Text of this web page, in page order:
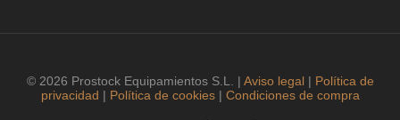
© 2026 Prostock Equipamientos S.L. | Aviso legal| Política de
privacidad | Política de cookies| Condiciones de compra